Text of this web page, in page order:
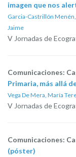
imagen que nos
Garcia-Castrillón
Jaime
V Jornadas de
Comunicaciones:
Primaria, más allá
Vega De Mera, María
V Jornadas de
Comunicaciones:
(póster)